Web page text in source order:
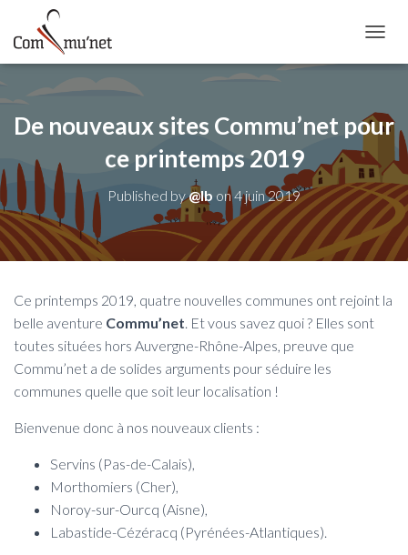
De nouveaux sites Commu’net pour
ce printemps 2019
Published by@lb on4 juin 2019
Ce printemps 2019, quatre nouvelles communes ont rejoint la
belle aventure Commu’net. Et vous savez quoi ? Elles sont
toutes situées hors Auvergne-Rhône-Alpes, preuve que
Commu’net a de solides arguments pour séduire les
communes quelle que soit leur localisation !
Bienvenue donc à nos nouveaux clients :
Servins (Pas-de-Calais),
Morthomiers (Cher),
Noroy-sur-Ourcq (Aisne),
Labastide-Cézéracq (Pyrénées-Atlantiques).